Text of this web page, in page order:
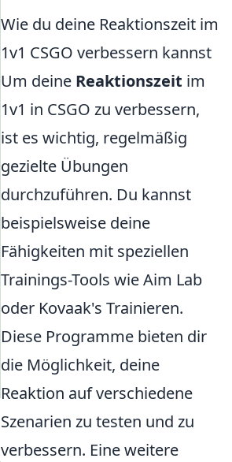
Wie du deine Reaktionszeit im
1v1 CSGO verbessern kannst
Um deine Reaktionszeit im
1v1 in CSGO zu verbessern,
ist es wichtig, regelmäßig
gezielte Übungen
durchzuführen. Du kannst
beispielsweise deine
Fähigkeiten mit speziellen
Trainings-Tools wie Aim Lab
oder Kovaak's Trainieren.
Diese Programme bieten dir
die Möglichkeit, deine
Reaktion auf verschiedene
Szenarien zu testen und zu
verbessern. Eine weitere